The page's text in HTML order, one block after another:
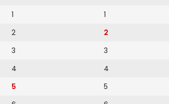
1
2
3
4
5
1
2
3
4
5